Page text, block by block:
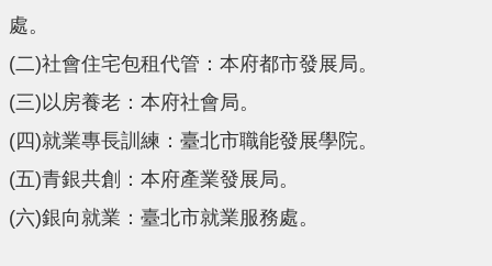
處。
(二)社會住宅包租代管：本府都市發展局。
(三)以房養老：本府社會局。
(四)就業專長訓練：臺北市職能發展學院。
(五)青銀共創：本府產業發展局。
(六)銀向就業：臺北市就業服務處。